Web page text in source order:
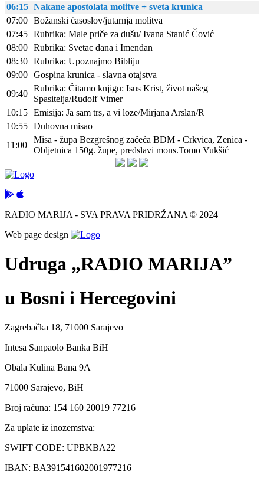
06:15 Nakane apostolata molitve + sveta krunica
07:00 Božanski časoslov/jutarnja molitva
07:45 Rubrika: Male priče za dušu/ Ivana Stanić Čović
08:00 Rubrika: Svetac dana i Imendan
08:30 Rubrika: Upoznajmo Bibliju
09:00 Gospina krunica - slavna otajstva
09:40
Rubrika: Čitamo knjigu: Isus Krist, život našeg
Spasitelja/Rudolf Vimer
10:15 Emisija: Ja sam trs, a vi loze/Mirjana Arslan/R
10:55 Duhovna misao
11:00
Misa - župa Bezgrešnog začeća BDM - Crkvica, Zenica -
Obljetnica 150g. župe, predslavi mons.Tomo Vukšić
RADIO MARIJA - SVA PRAVA PRIDRŽANA © 2024
Web page design
Udruga „RADIO MARIJA”
u Bosni i Hercegovini
Zagrebačka 18, 71000 Sarajevo
Intesa Sanpaolo Banka BiH
Obala Kulina Bana 9A
71000 Sarajevo, BiH
Broj računa: 154 160 20019 77216
Za uplate iz inozemstva:
SWIFT CODE: UPBKBA22
IBAN: BA391541602001977216